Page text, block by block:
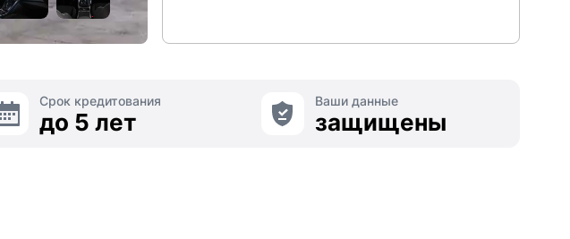
Срок кредитования
до 5 лет
Ваши данные
защищены